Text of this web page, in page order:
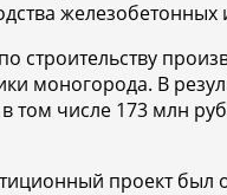
железобетонных
строительству
моногорода. В
том числе 173 млн
проект был